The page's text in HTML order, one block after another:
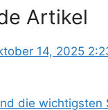
Artikel
14, 2025
die